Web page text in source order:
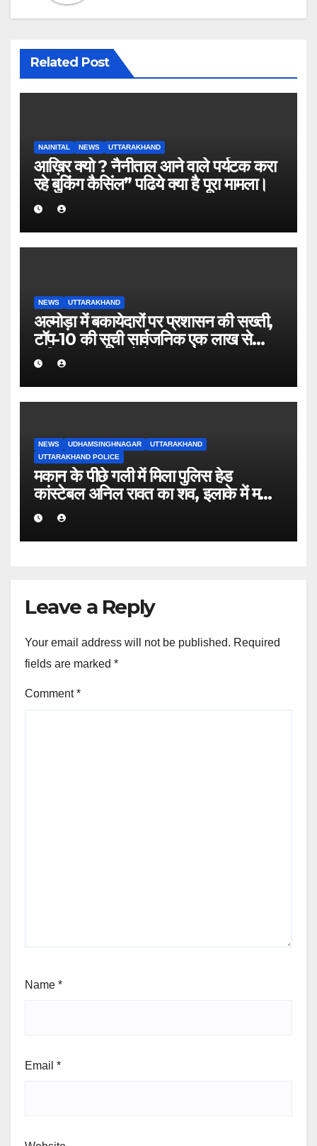
Related Post
NAINITAL NEWS UTTARAKHAND
आख़िर क्यो ? नैनीताल आने वाले पर्यटक करा
रहे बुकिंग कैसिंल” पढिये क्या है पूरा मामला।
NEWS UTTARAKHAND
अल्मोड़ा में बकायेदारों पर प्रशासन की सख्ती,
टॉप-10 की सूची सार्वजनिक एक लाख से
अधिक बकाया वालों के नाम-पते चस्पा, राजस्व
वसूली अभियान तेज
NEWS UDHAMSINGHNAGAR
UTTARAKHAND
UTTARAKHAND POLICE
मकान के पीछे गली में मिला पुलिस हेड
कांस्टेबल अनिल रावत का शव, इलाके में मचा
हड़कंप।
Leave a Reply
Your email address will not be published. Required
fields are marked *
Comment*
Name *
Email *